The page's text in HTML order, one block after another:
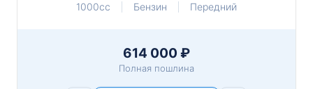
1000cc
Бензин Передний
614 000 ₽
Полная пошлина